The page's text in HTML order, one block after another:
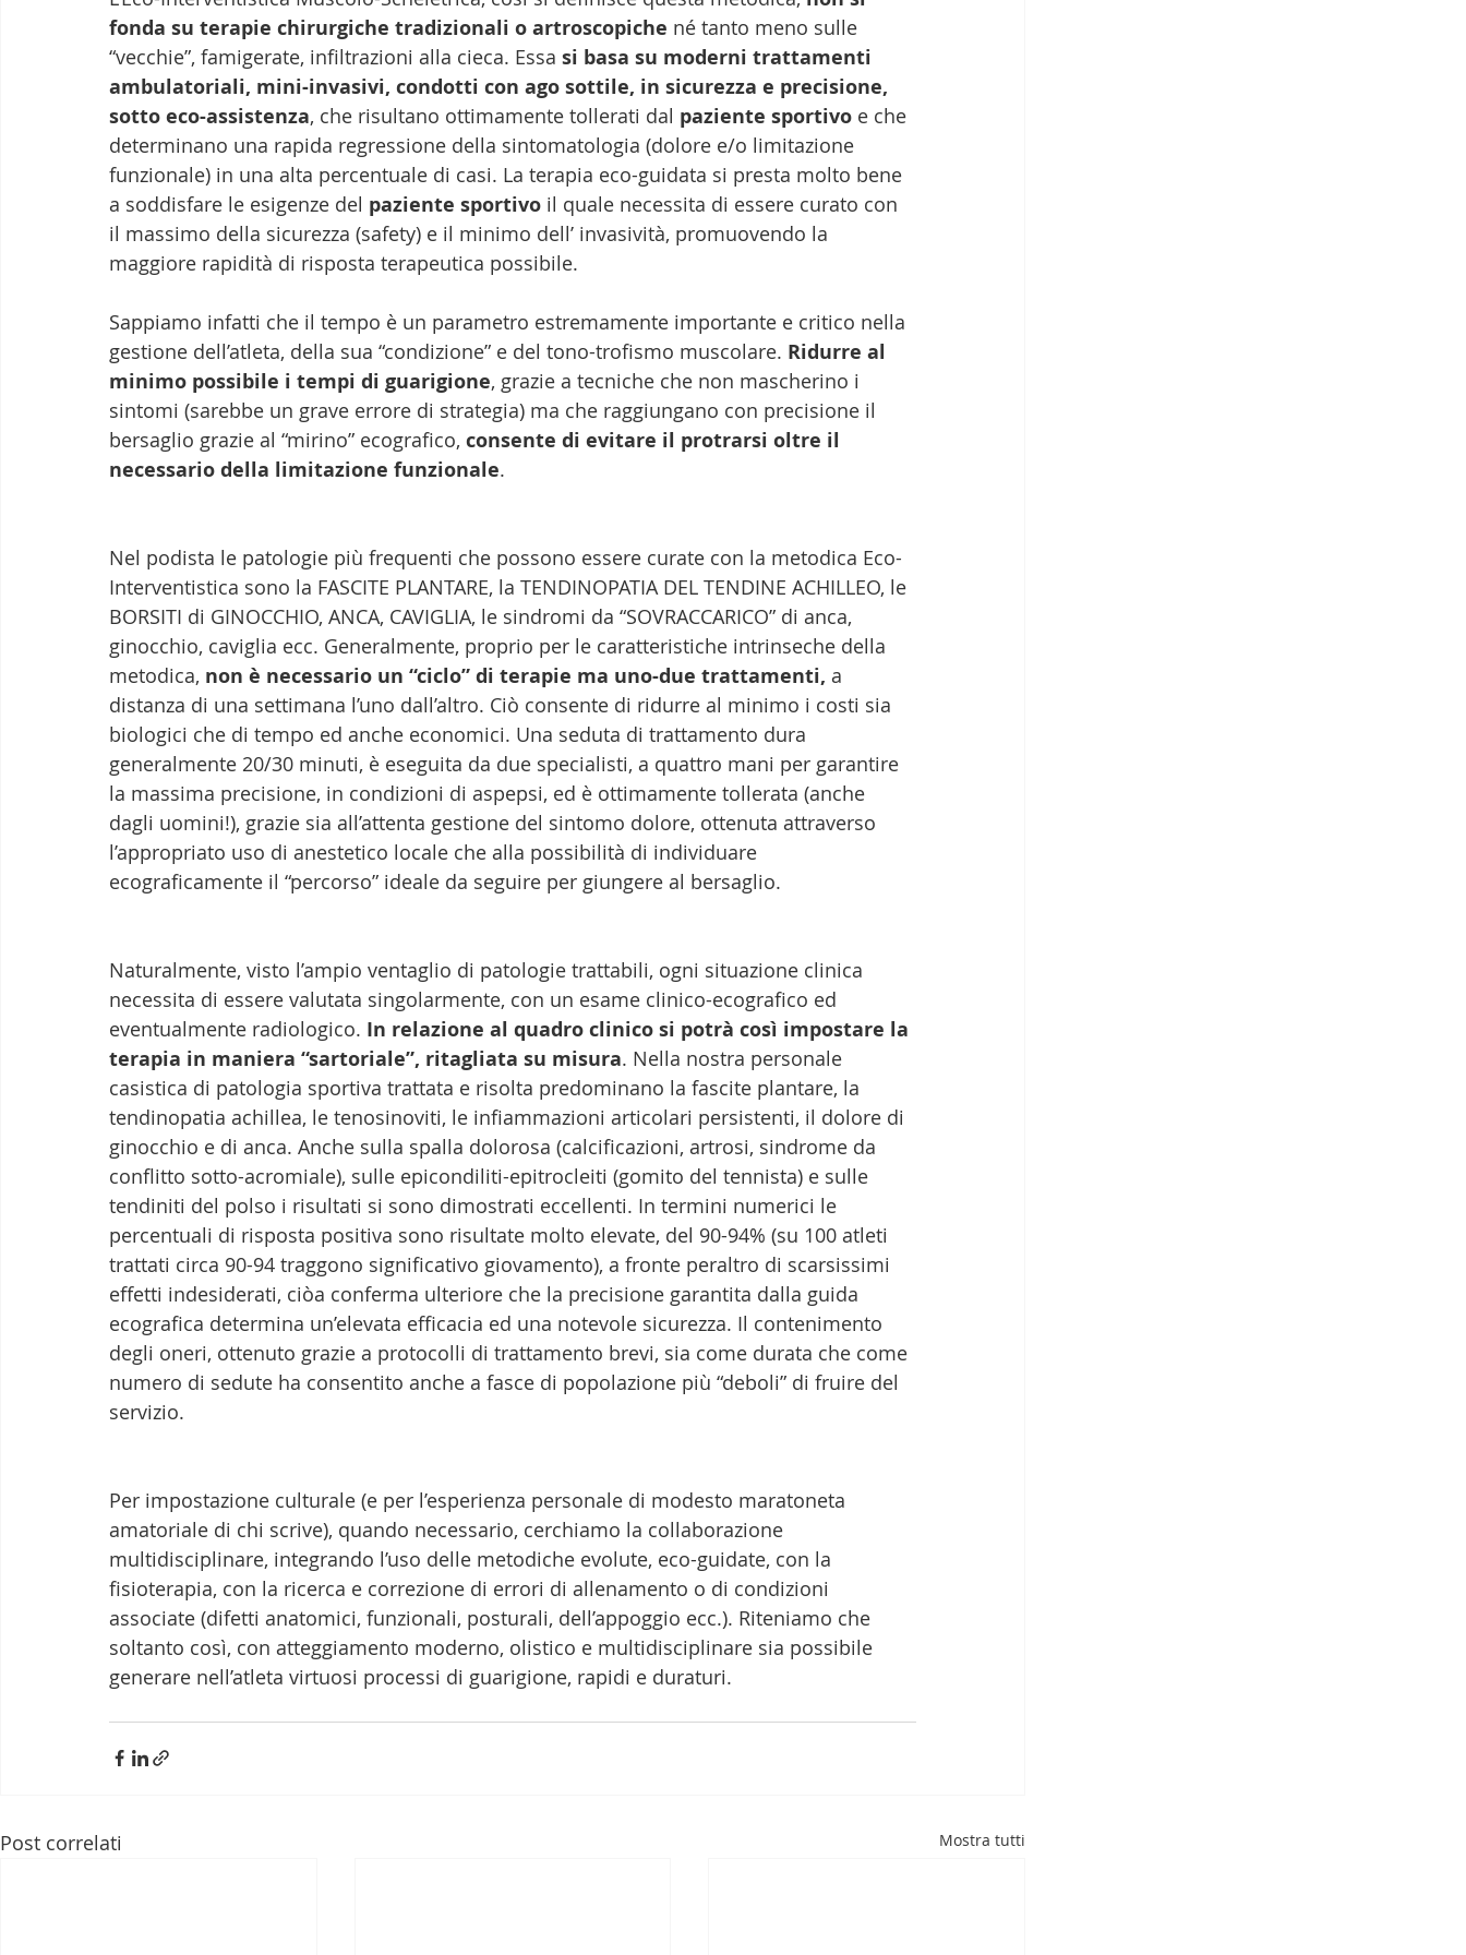
fonda su terapie chirurgiche tradizionali o artroscopiche né tanto meno sulle
“vecchie”, famigerate, infiltrazioni alla cieca. Essa si basa su moderni trattamenti
ambulatoriali, mini-invasivi, condotti con ago sottile, in sicurezza e precisione,
sotto eco-assistenza, che risultano ottimamente tollerati dal paziente sportivo e che
determinano una rapida regressione della sintomatologia (dolore e/o limitazione
funzionale) in una alta percentuale di casi. La terapia eco-guidata si presta molto bene
a soddisfare le esigenze del paziente sportivo il quale necessita di essere curato con
il massimo della sicurezza (safety) e il minimo dell’ invasività, promuovendo la
maggiore rapidità di risposta terapeutica possibile.
Sappiamo infatti che il tempo è un parametro estremamente importante e critico nella
gestione dell’atleta, della sua “condizione” e del tono-trofismo muscolare. Ridurre al
minimo possibile i tempi di guarigione, grazie a tecniche che non mascherino i
sintomi (sarebbe un grave errore di strategia) ma che raggiungano con precisione il
bersaglio grazie al “mirino” ecografico, consente di evitare il protrarsi oltre il
necessario della limitazione funzionale.
Nel podista le patologie più frequenti che possono essere curate con la metodica Eco-
Interventistica sono la FASCITE PLANTARE, la TENDINOPATIA DEL TENDINE ACHILLEO, le
BORSITI di GINOCCHIO, ANCA, CAVIGLIA, le sindromi da “SOVRACCARICO” di anca,
ginocchio, caviglia ecc. Generalmente, proprio per le caratteristiche intrinseche della
metodica, non è necessario un “ciclo” di terapie ma uno-due trattamenti, a
distanza di una settimana l’uno dall’altro. Ciò consente di ridurre al minimo i costi sia
biologici che di tempo ed anche economici. Una seduta di trattamento dura
generalmente 20/30 minuti, è eseguita da due specialisti, a quattro mani per garantire
la massima precisione, in condizioni di aspepsi, ed è ottimamente tollerata (anche
dagli uomini!), grazie sia all’attenta gestione del sintomo dolore, ottenuta attraverso
l’appropriato uso di anestetico locale che alla possibilità di individuare
ecograficamente il “percorso” ideale da seguire per giungere al bersaglio.
Naturalmente, visto l’ampio ventaglio di patologie trattabili, ogni situazione clinica
necessita di essere valutata singolarmente, con un esame clinico-ecografico ed
eventualmente radiologico. In relazione al quadro clinico si potrà così impostare la
terapia in maniera “sartoriale”, ritagliata su misura. Nella nostra personale
casistica di patologia sportiva trattata e risolta predominano la fascite plantare, la
tendinopatia achillea, le tenosinoviti, le infiammazioni articolari persistenti, il dolore di
ginocchio e di anca. Anche sulla spalla dolorosa (calcificazioni, artrosi, sindrome da
conflitto sotto-acromiale), sulle epicondiliti-epitrocleiti (gomito del tennista) e sulle
tendiniti del polso i risultati si sono dimostrati eccellenti. In termini numerici le
percentuali di risposta positiva sono risultate molto elevate, del 90-94% (su 100 atleti
trattati circa 90-94 traggono significativo giovamento), a fronte peraltro di scarsissimi
effetti indesiderati, ciòa conferma ulteriore che la precisione garantita dalla guida
ecografica determina un’elevata efficacia ed una notevole sicurezza. Il contenimento
degli oneri, ottenuto grazie a protocolli di trattamento brevi, sia come durata che come
numero di sedute ha consentito anche a fasce di popolazione più “deboli” di fruire del
servizio.
Per impostazione culturale (e per l’esperienza personale di modesto maratoneta
amatoriale di chi scrive), quando necessario, cerchiamo la collaborazione
multidisciplinare, integrando l’uso delle metodiche evolute, eco-guidate, con la
fisioterapia, con la ricerca e correzione di errori di allenamento o di condizioni
associate (difetti anatomici, funzionali, posturali, dell’appoggio ecc.). Riteniamo che
soltanto così, con atteggiamento moderno, olistico e multidisciplinare sia possibile
generare nell’atleta virtuosi processi di guarigione, rapidi e duraturi.
Post correlati Mostra tutti